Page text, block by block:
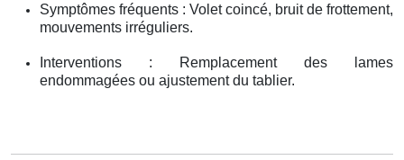
Symptômes fréquents : Volet coincé, bruit de frottement,
mouvements irréguliers.
Interventions : Remplacement des lames
endommagées ou ajustement du tablier.